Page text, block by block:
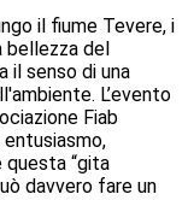
il fiume Tevere, i
bellezza del
il senso di una
L’evento
Fiab
“gita
davvero fare un